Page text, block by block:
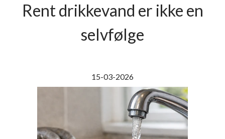
Rent drikkevand er ikke en
selvfølge
15-03-2026